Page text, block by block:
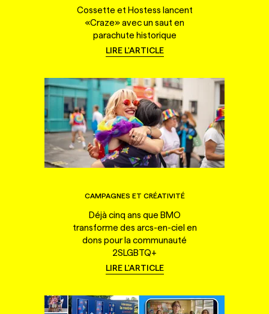
Cossette et Hostess lancent
«Craze» avec un saut en
parachute historique
LIRE L'ARTICLE
CAMPAGNES ET CRÉATIVITÉ
Déjà cinq ans que BMO
transforme des arcs-en-ciel en
dons pour la communauté
2SLGBTQ+
LIRE L'ARTICLE